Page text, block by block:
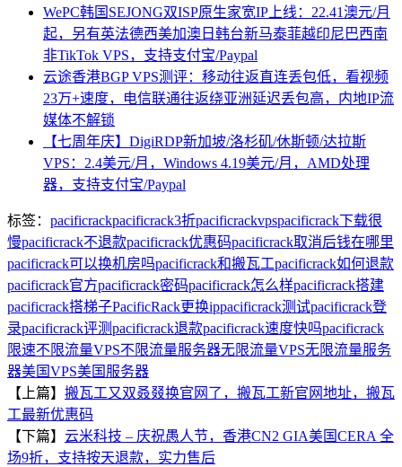
WePC韩国SEJONG双ISP原生家宽IP上线：22.41澳元/月
起，另有英法德西美加澳日韩台新马泰菲越印尼巴西南
非TikTok VPS，支持支付宝/Paypal
云途香港BGP VPS测评：移动往返直连丢包低，看视频
23万+速度，电信联通往返绕亚洲延迟丢包高，内地IP流
媒体不解锁
【七周年庆】DigiRDP新加坡/洛杉矶/休斯顿/达拉斯
VPS：2.4美元/月，Windows 4.19美元/月，AMD处理
器，支持支付宝/Paypal
标签： pacificrackpacificrack3折pacificrackvpspacificrack下载很
慢pacificrack不退款pacificrack优惠码pacificrack取消后钱在哪里
pacificrack可以换机房吗pacificrack和搬瓦工pacificrack如何退款
pacificrack官方pacificrack密码pacificrack怎么样pacificrack搭建
pacificrack搭梯子PacificRack更换ippacificrack测试pacificrack登
录pacificrack评测pacificrack退款pacificrack速度快吗pacificrack
限速不限流量VPS不限流量服务器无限流量VPS无限流量服务
器美国VPS美国服务器
【上篇】 搬瓦工又双叒叕换官网了，搬瓦工新官网地址，搬瓦
工最新优惠码
【下篇】 云米科技 – 庆祝愚人节，香港CN2 GIA美国CERA 全
场9折，支持按天退款，实力售后